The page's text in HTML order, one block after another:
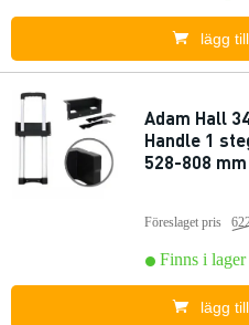
lägg
Adam Hall
Handle 1
528-808 mm
Föreslaget pris
Finns i
lägg